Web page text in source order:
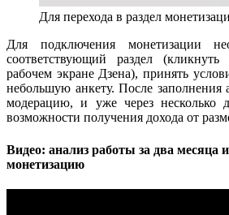
Для перехода в раздел
Для подключения монетизации
соответствующий раздел
рабочем экране Дзена), принять
небольшую анкету. После заполнения
модерацию, и уже через несколько
возможности получения дохода от
Видео: анализ работы за два месяца
монетизацию